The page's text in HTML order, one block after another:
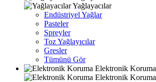
Yağlayacılar
Endüstriyel Yağlar
Pasteler
Spreyler
Toz Yağlayıcılar
Gresler
Tümünü Gör
Elektronik Koruma
Elektronik Koruma